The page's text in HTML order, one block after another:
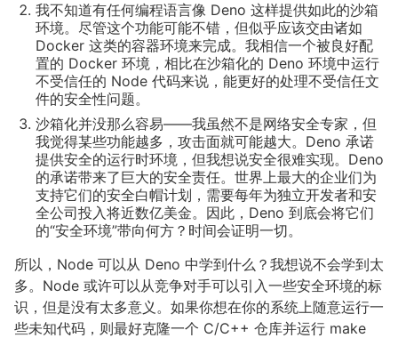
我不知道有任何编程语言像 Deno 这样提供如此的沙箱
环境。尽管这个功能可能不错，但似乎应该交由诸如
Docker 这类的容器环境来完成。我相信一个被良好配
置的 Docker 环境，相比在沙箱化的 Deno 环境中运行
不受信任的 Node 代码来说，能更好的处理不受信任文
件的安全性问题。
沙箱化并没那么容易——我虽然不是网络安全专家，但
我觉得某些功能越多，攻击面就可能越大。Deno 承诺
提供安全的运行时环境，但我想说安全很难实现。Deno
的承诺带来了巨大的安全责任。世界上最大的企业们为
支持它们的安全白帽计划，需要每年为独立开发者和安
全公司投入将近数亿美金。因此，Deno 到底会将它们
的“安全环境”带向何方？时间会证明一切。
所以，Node 可以从 Deno 中学到什么？我想说不会学到太
多。Node 或许可以从竞争对手可以引入一些安全环境的标
识，但是没有太多意义。如果你想在你的系统上随意运行一
些未知代码，则最好克隆一个 C/C++ 仓库并运行 make